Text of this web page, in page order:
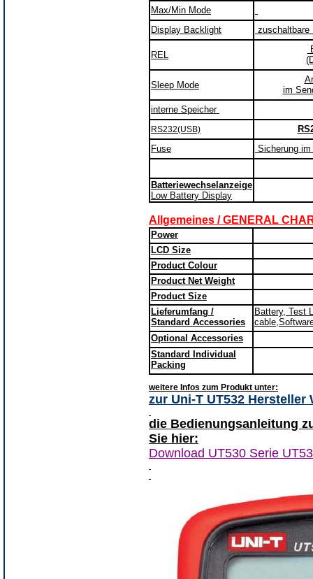
Max/Min Mode
Display Backlight
zuschaltbare
REL
Sleep Mode
im
interne Speicher
RS232(USB)
Fuse
Sicherung
Batteriewechselanzeige
Low Battery Display
Allgemeines / GENERAL
Power
LCD Size
Product Colour
Product Net Weight
Product Size
Lieferumfang /
Standard Accessories
Battery, Test
Optional Accessories
Standard Individual
Packing
weitere Infos zum Produkt unter:
zur Uni-T UT532 Hersteller
die Bedienungsanleitung
Sie hier:
Download UT530 Serie